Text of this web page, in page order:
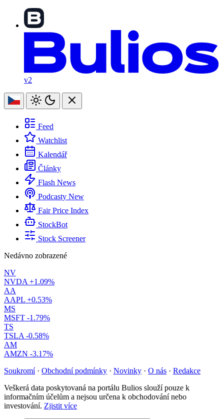
v2
Feed
Watchlist
Kalendář
Články
Flash News
Podcasty New
Fair Price Index
StockBot
Stock Screener
Nedávno zobrazené
NV
NVDA +1.09%
AA
AAPL +0.53%
MS
MSFT -1.79%
TS
TSLA -0.58%
AM
AMZN -3.17%
Soukromí · Obchodní podmínky · Novinky · O nás · Redakce
Veškerá data poskytovaná na portálu Bulios slouží pouze k
informačním účelům a nejsou určena k obchodování nebo
investování. Zjistit více